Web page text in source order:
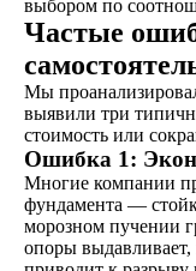
выбором по
Частые
Мы
выявили три
стоимость или
Ошибка 1:
Многие компании
фундамента —
морозном пучении
опоры выдавливает,